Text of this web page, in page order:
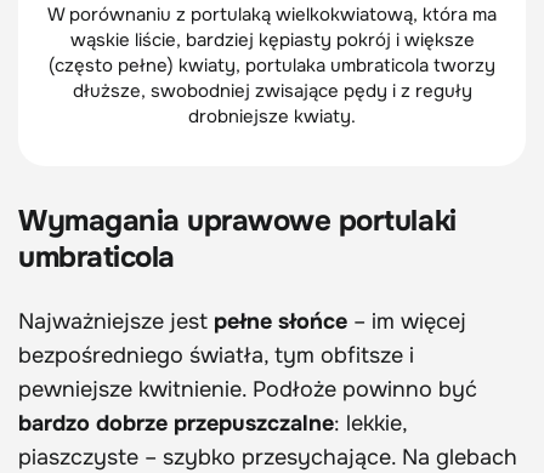
W porównaniu z portulaką wielkokwiatową, która ma
wąskie liście, bardziej kępiasty pokrój i większe
(często pełne) kwiaty, portulaka umbraticola tworzy
dłuższe, swobodniej zwisające pędy i z reguły
drobniejsze kwiaty.
Wymagania uprawowe portulaki
umbraticola
Najważniejsze jest pełne słońce – im więcej
bezpośredniego światła, tym obfitsze i
pewniejsze kwitnienie. Podłoże powinno być
bardzo dobrze przepuszczalne: lekkie,
piaszczyste – szybko przesychające. Na glebach